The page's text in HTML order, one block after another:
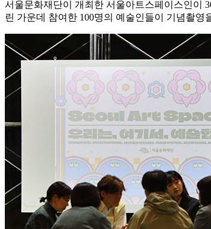
서울문화재단이 개최한 서울아트스페이스인이
린 가운데 참여한 100명의 예술인들이 기념촬영